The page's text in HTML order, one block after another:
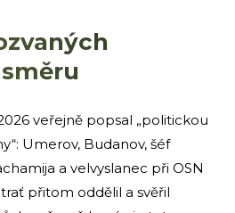
veřejně popsal „politickou
Umerov, Budanov, šéf
a velvyslanec při OSN
přitom oddělil a svěřil